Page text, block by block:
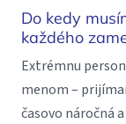
Do kedy
každého
Extrémnu
menom –
časovo náročná